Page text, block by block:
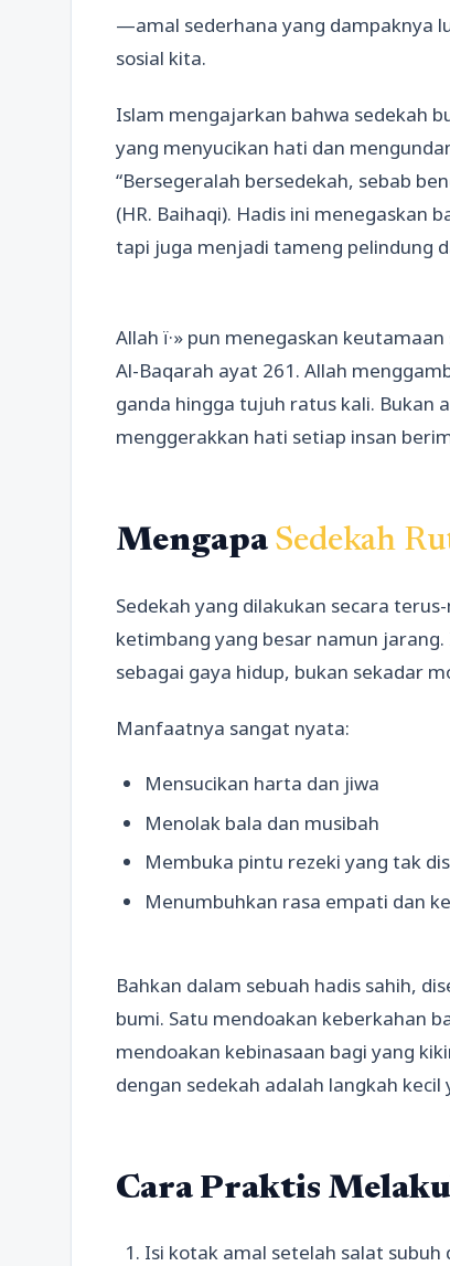
—amal sederhana yang dampaknya
sosial kita.
Islam mengajarkan bahwa sedekah
yang menyucikan hati dan
“Bersegeralah bersedekah, sebab
(HR. Baihaqi). Hadis ini menegaskan
tapi juga menjadi tameng pelindung
Allah ï·» pun menegaskan
Al-Baqarah ayat 261. Allah
ganda hingga tujuh ratus kali. Bukan
menggerakkan hati setiap insan
Mengapa Sedekah
Sedekah yang dilakukan secara
ketimbang yang besar namun
sebagai gaya hidup, bukan sekadar
Manfaatnya sangat nyata:
Mensucikan harta dan jiwa
Menolak bala dan musibah
Membuka pintu rezeki yang tak
Menumbuhkan rasa empati dan
Bahkan dalam sebuah hadis sahih,
bumi. Satu mendoakan keberkahan
mendoakan kebinasaan bagi yang
dengan sedekah adalah langkah kecil
Cara Praktis
Isi kotak amal setelah salat subuh